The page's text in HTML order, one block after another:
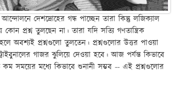
দেশদ্রোহের গন্ধ পাচ্ছেন তারা কিন্তু লজিক্যাল
কোন প্রশ্ন তুলছেন না। তারা যদি সত্যি গণতান্ত্রিক
অবশ্যই প্রশ্নগুলো তুলতেন। প্রশ্নগুলোর উত্তর পাওয়া
গাজর ঝুলিয়ে দেওয়া হবে। আজ পর্যন্ত কিভাবে
সময়ের মধ্যে কিভাবে শুনানী সম্ভব -- এই প্রশ্নগুলোর